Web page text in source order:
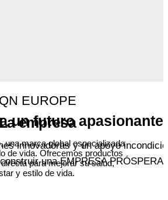
empresa
una marca global especializada
de vida. Ofrecemos productos
para mejorar su salud,
y estilo de vida.
QN EUROPE
un futuro apasionante
innovadoras y un apoyo
una EMPRESA PRÓSPERA.